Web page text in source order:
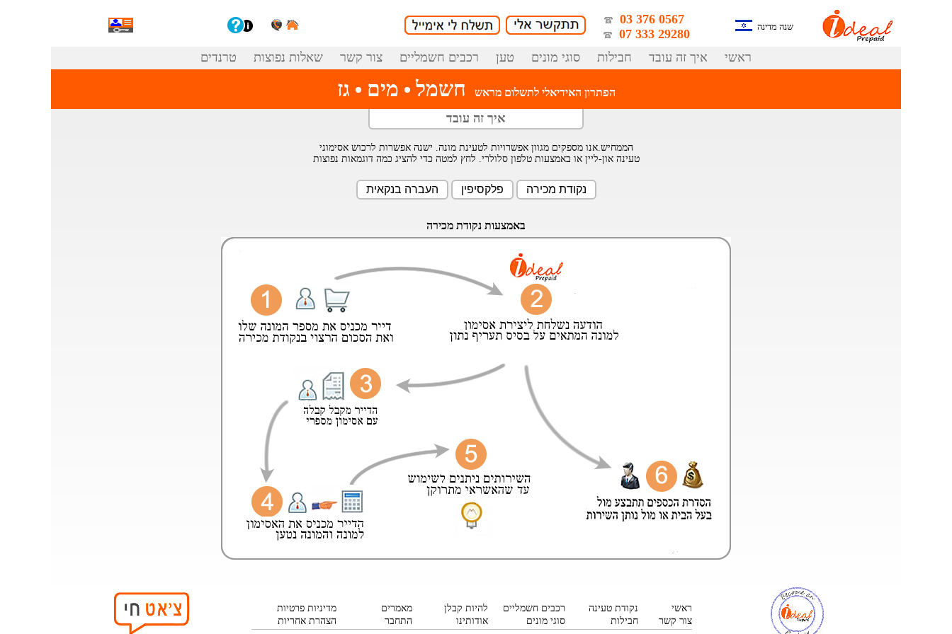
שנה מדינה
03 376 0567
ראשי
איך זה עובד חבילות סוגי מונים טען רכבים חשמליים צור קשר שאלות נפוצות טרנדים
הפתרון האידיאלי לתשלום מראש חשמל מים גז
איך זה עובד
הממחיש.אנו מספקים מגוון אפשרויות לטעינת מונה. ישנה אפשרות לרכוש אסימוני
טעינה און-ליין או באמצעות טלפון סלולרי. לחץ למטה כדי להציג כמה דוגמאות נפוצות
באמצעות נקודת מכירה
ראשי נקודת טעינה רכבים חשמליים להיות קבלן מאמרים
מדיניות פרטיות
צור קשר
חבילות סוגי מונים אודותינו התחבר הצהרת אחריות